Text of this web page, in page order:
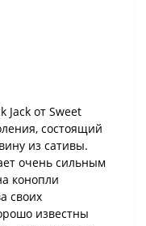
от Sweet
состоящий
из сативы.
очень сильным
конопли
своих
известны